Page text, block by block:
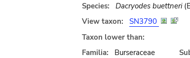
Species: Dacryodes buettneri
View taxon:
SN3790
Taxon lower than:
Familia:
Burseraceae